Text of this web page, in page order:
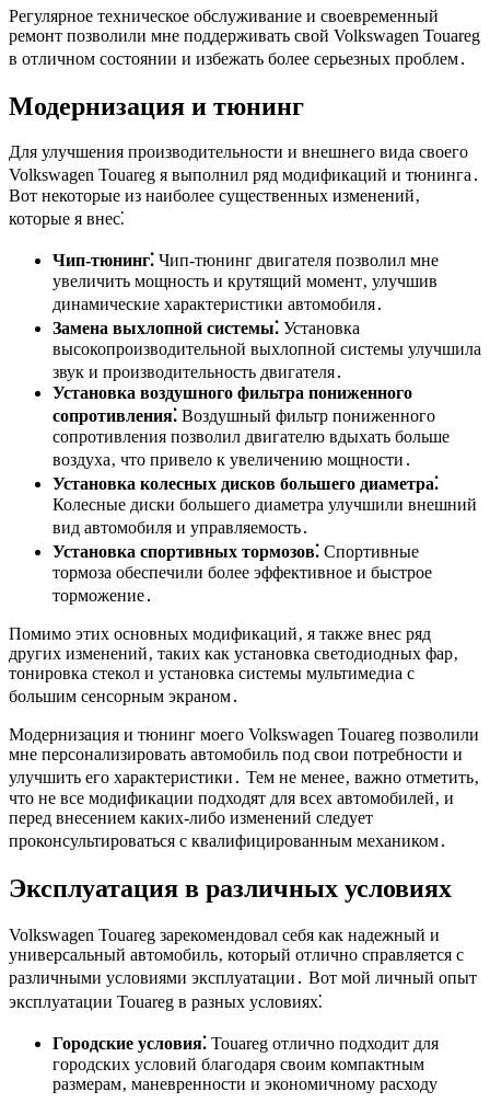
Регулярное техническое обслуживание и своевременный
ремонт позволили мне поддерживать свой Volkswagen Touareg
в отличном состоянии и избежать более серьезных проблем․
Модернизация и тюнинг
Для улучшения производительности и внешнего вида своего
Volkswagen Touareg я выполнил ряд модификаций и тюнинга․
Вот некоторые из наиболее существенных изменений‚
которые я внес⁚
Чип-тюнинг⁚ Чип-тюнинг двигателя позволил мне
увеличить мощность и крутящий момент‚ улучшив
динамические характеристики автомобиля․
Замена выхлопной системы⁚ Установка
высокопроизводительной выхлопной системы улучшила
звук и производительность двигателя․
Установка воздушного фильтра пониженного
сопротивления⁚ Воздушный фильтр пониженного
сопротивления позволил двигателю вдыхать больше
воздуха‚ что привело к увеличению мощности․
Установка колесных дисков большего диаметра⁚
Колесные диски большего диаметра улучшили внешний
вид автомобиля и управляемость․
Установка спортивных тормозов⁚ Спортивные
тормоза обеспечили более эффективное и быстрое
торможение․
Помимо этих основных модификаций‚ я также внес ряд
других изменений‚ таких как установка светодиодных фар‚
тонировка стекол и установка системы мультимедиа с
большим сенсорным экраном․
Модернизация и тюнинг моего Volkswagen Touareg позволили
мне персонализировать автомобиль под свои потребности и
улучшить его характеристики․ Тем не менее‚ важно отметить‚
что не все модификации подходят для всех автомобилей‚ и
перед внесением каких-либо изменений следует
проконсультироваться с квалифицированным механиком․
Эксплуатация в различных условиях
Volkswagen Touareg зарекомендовал себя как надежный и
универсальный автомобиль‚ который отлично справляется с
различными условиями эксплуатации․ Вот мой личный опыт
эксплуатации Touareg в разных условиях⁚
Городские условия⁚ Touareg отлично подходит для
городских условий благодаря своим компактным
размерам‚ маневренности и экономичному расходу